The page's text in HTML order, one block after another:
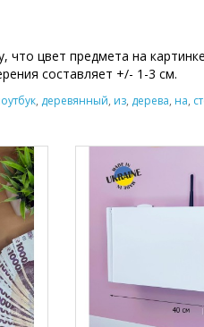
что цвет предмета на картинке
составляет +/- 1-3 см.
, деревянный, из, дерева, на,